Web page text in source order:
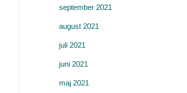
september 2021
august 2021
juli 2021
juni 2021
maj 2021